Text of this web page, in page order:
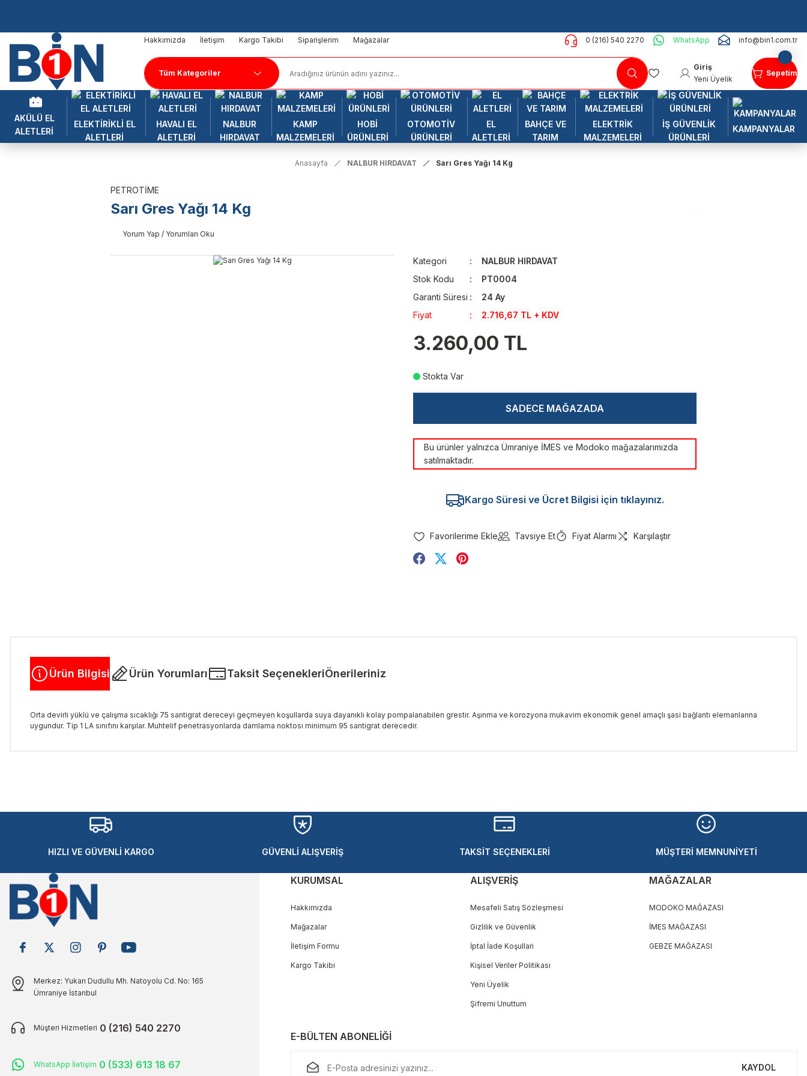
Hakkımızda İletişim Kargo Takibi Siparişlerim Mağazalar 0 (216) 540 2270 WhatsApp info@bin1.com.tr
Giriş
Yeni Üyelik
Sepetim
AKÜLÜ EL
ALETLERİ
ELEKTİRİKLİ EL
ALETLERİ
HAVALI EL
ALETLERİ
NALBUR
HIRDAVAT
KAMP
MALZEMELERİ
HOBİ
ÜRÜNLERİ
OTOMOTİV
ÜRÜNLERİ
EL
ALETLERİ
BAHÇE VE
TARIM
ELEKTRİK
MALZEMELERİ
İŞ GÜVENLİK
ÜRÜNLERİ
KAMPANYALAR
Anasayfa NALBUR HIRDAVAT Sarı Gres Yağı 14 Kg
PETROTİME
Sarı Gres Yağı 14 Kg
Yorum Yap / Yorumları Oku
Kategori
NALBUR HIRDAVAT
Stok Kodu
PT0004
Garanti Süresi
24 Ay
Fiyat
2.716,67 TL + KDV
3.260,00 TL
Stokta Var
SADECE MAĞAZADA
Bu ürünler yalnızca Ümraniye İMES ve Modoko mağazalarımızda
satılmaktadır.
Kargo Süresi ve Ücret Bilgisi için tıklayınız.
Tavsiye Et Fiyat Alarmı Karşılaştır
Ürün Bilgisi Ürün Yorumları Taksit SeçenekleriÖnerileriniz
Orta devirli yüklü ve çalışma sıcaklığı 75 santigrat dereceyi geçmeyen koşullarda suya dayanıklı kolay pompalanabilen grestir. Aşınma ve korozyona mukavim ekonomik genel amaçlı şasi bağlantı elemanlarına
uygundur. Tip 1 LA sınıfını karşılar. Muhtelif penetrasyonlarda damlama noktosı minimum 95 santigrat derecedir.
Yorum Yaz
Ürün açıklamasında eksik bilgiler bulunuyor.
Ürün bilgilerinde hatalar bulunuyor.
Ürün fiyatı diğer sitelerden daha pahalı.
HIZLI VE GÜVENLİ KARGO GÜVENLİ ALIŞVERİŞ TAKSİT SEÇENEKLERİ MÜŞTERİ MEMNUNİYETİ
Merkez: Yukarı Dudullu Mh. Natoyolu Cd. No: 165
Ümraniye İstanbul
Müşteri Hizmetleri 0 (216) 540 2270
WhatsApp İletişim 0 (533) 613 18 67
KURUMSAL
Hakkımızda
Mağazalar
İletişim Formu
Kargo Takibi
ALIŞVERİŞ
Mesafeli Satış Sözleşmesi
Gizlilik ve Güvenlik
İptal İade Koşullari
Kişisel Veriler Politikası
Yeni Üyelik
Şifremi Unuttum
MAĞAZALAR
MODOKO MAĞAZASI
İMES MAĞAZASI
GEBZE MAĞAZASI
E-BÜLTEN ABONELİĞİ
KAYDOL